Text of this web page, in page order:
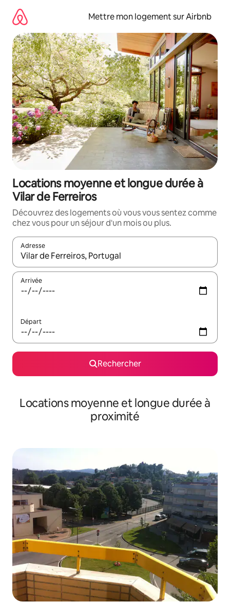
directement
contenu
Mettre mon logement sur Airbnb
Locations moyenne et longue durée à
Vilar de Ferreiros
Découvrez des logements où vous vous sentez comme
chez vous pour un séjour d'un mois ou plus.
Adresse
Lorsque les résultats s'affichent, utilisez les flèches vers le
Arrivée
Départ
Rechercher
Locations moyenne et longue durée à
proximité